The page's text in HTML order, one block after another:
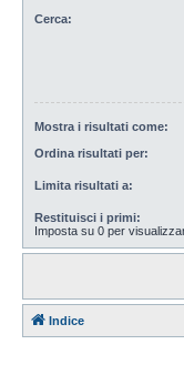
Cerca:
Mostra i risultati come:
Ordina risultati per:
Limita risultati a:
Restituisci i primi:
Imposta su 0 per
Indice